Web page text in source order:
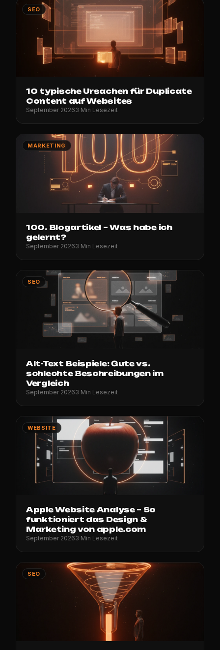
SEO
10 typische Ursachen für Duplicate
Content auf Websites
September 20263 Min Lesezeit
MARKETING
100. Blogartikel – Was habe ich
gelernt?
September 20263 Min Lesezeit
SEO
Alt-Text Beispiele: Gute vs.
schlechte Beschreibungen im
Vergleich
September 20263 Min Lesezeit
WEBSITE
Apple Website Analyse – So
funktioniert das Design &
Marketing von apple.com
September 20263 Min Lesezeit
SEO